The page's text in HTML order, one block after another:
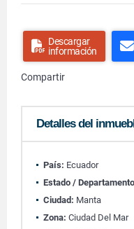
Descargar
información
Compartir
Detalles del
País: Ecuador
Estado /
Ciudad: Manta
Zona: Ciudad Del Mar